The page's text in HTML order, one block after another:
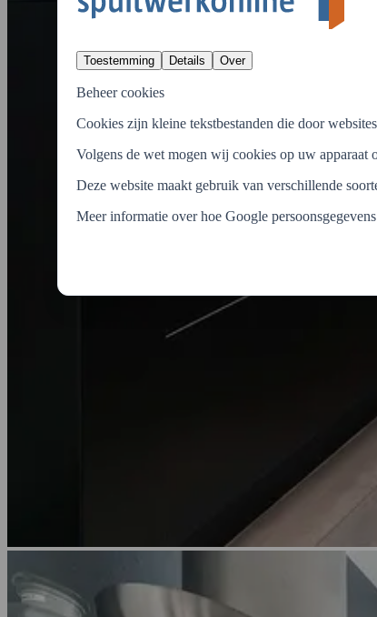
Toestemming Details Over
Beheer cookies
Cookies zijn kleine tekstbestanden die door
Volgens de wet mogen wij cookies op uw apparaat
Deze website maakt gebruik van verschillende
Meer informatie over hoe Google